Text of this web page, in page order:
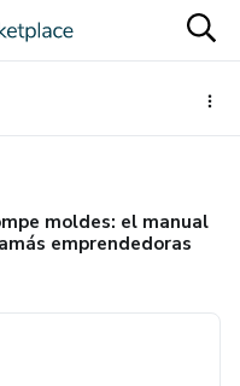
moldes: el manual
emprendedoras